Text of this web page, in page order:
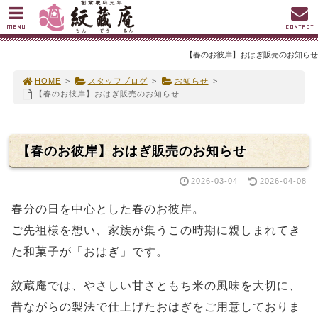
【春のお彼岸】おはぎ販売のお知らせ
HOME > スタッフブログ > お知らせ >
【春のお彼岸】おはぎ販売のお知らせ
【春のお彼岸】おはぎ販売のお知らせ
2026-03-04 2026-04-08
春分の日を中心とした春のお彼岸。
ご先祖様を想い、家族が集うこの時期に親しまれてき
た和菓子が「おはぎ」です。
紋蔵庵では、やさしい甘さともち米の風味を大切に、
昔ながらの製法で仕上げたおはぎをご用意しておりま
MENU CONTACT